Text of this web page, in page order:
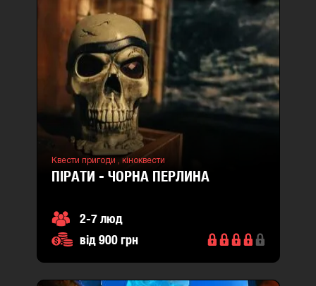
Квести пригоди , кіноквести
ПІРАТИ - ЧОРНА ПЕРЛИНА
2-7 люд
від 900 грн